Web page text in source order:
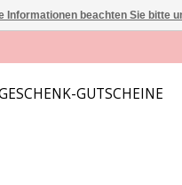
GUTSCHEINE
Informationen beachten Sie bitte